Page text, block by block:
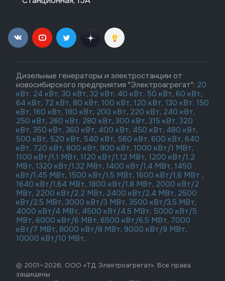
Дизельные генераторы и электростанции от
новосибирского предприятия "Электроагрегат": 20
кВт, 24 кВт, 30 кВт, 32 кВт, 40 кВт, 50 кВт, 60 кВт,
64 кВт, 72 кВт, 80 кВт, 100 кВт, 120 кВт, 130 кВт, 150
кВт, 160 кВт, 180 кВт, 200 кВт, 220 кВт, 240 кВт,
250 кВт, 260 кВт, 280 кВт, 300 кВт, 315 кВт, 320
кВт, 350 кВт, 360 кВт, 400 кВт, 450 кВт, 480 кВт,
500 кВт, 520 кВт, 540 кВт, 560 кВт, 600 кВт, 640
кВт, 720 кВт, 800 кВт, 900 кВт, 1000 кВт/1 МВт,
1100 кВт/1,1 МВт, 1120 кВт/1,12 МВт, 1200 кВт/1,2
МВт, 1320 кВт/1,32 МВт, 1400 кВт/1,4 МВт, 1450
кВт/1,45 МВт, 1500 кВт/1,5 МВт, 1600 кВт/1,6 МВт ,
1640 кВт/1,64 МВт, 1800 кВт/1,8 МВт, 2000 кВт/2
МВт, 2200 кВт/2,2 МВт, 2400 кВт/2,4 МВт, 2500
кВт/2,5 МВт, 3000 кВт/3 МВт, 3500 кВт/3,5 МВт,
4000 кВт/4 МВт, 4500 кВт/4,5 МВт, 5000 кВт/5
МВт, 6000 кВт/6 МВт, 6500 кВт/6,5 МВт, 7000
кВт/7 МВт, 8000 кВт/8 МВт, 9000 кВт/9 МВт,
10000 кВт/10 МВт,
© 2001—2026, ООО «ТД Электроагрегат». Все права
защищены